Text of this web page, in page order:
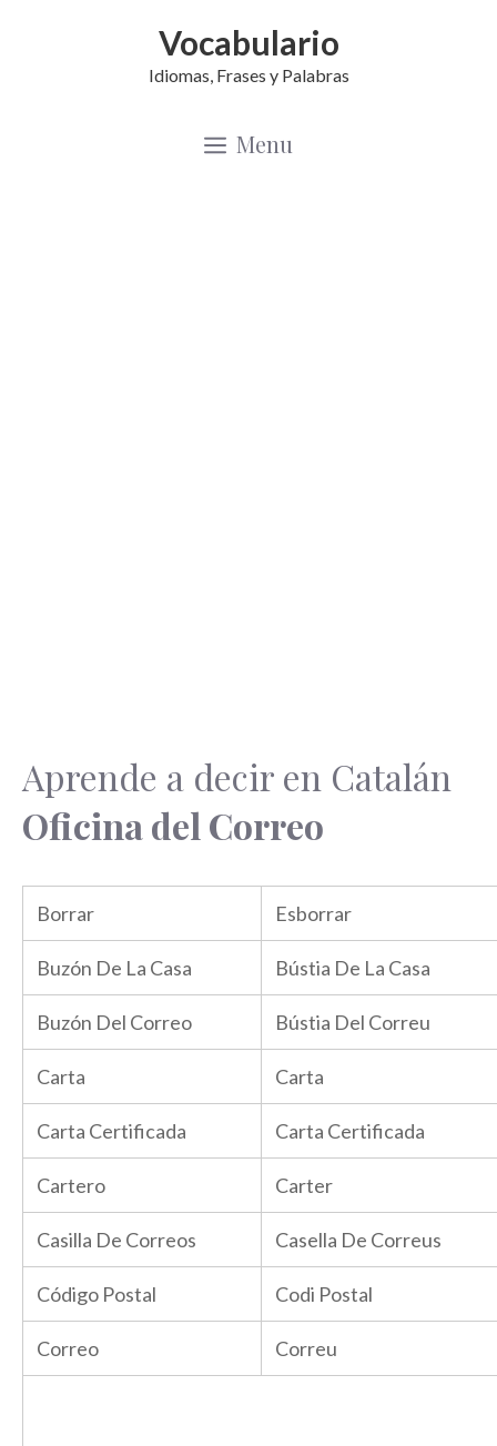
Vocabulario
Idiomas, Frases y Palabras
Menu
Aprende a decir en Catalán
Oficina del Correo
Borrar Esborrar
Buzón De La Casa Bústia De La Casa
Buzón Del Correo Bústia Del Correu
Carta Carta
Carta Certificada Carta Certificada
Cartero Carter
Casilla De Correos Casella De Correus
Código Postal Codi Postal
Correo Correu